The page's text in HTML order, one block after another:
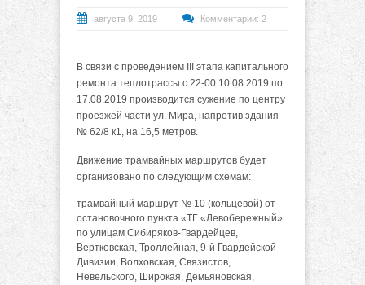
августа 9, 2019 Комментарии: 2
В связи с проведением III этапа капитального
ремонта теплотрассы с 22-00 10.08.2019 по
17.08.2019 производится сужение по центру
проезжей части ул. Мира, напротив здания
№ 62/8 к1, на 16,5 метров.
Движение трамвайных маршрутов будет
организовано по следующим схемам:
трамвайный маршрут № 10 (кольцевой) от
остановочного пункта «ТГ «Левобережный»
по улицам Сибиряков-Гвардейцев,
Вертковская, Троллейная, 9-й Гвардейской
Дивизии, Волховская, Связистов,
Невельского, Широкая, Демьяновская,